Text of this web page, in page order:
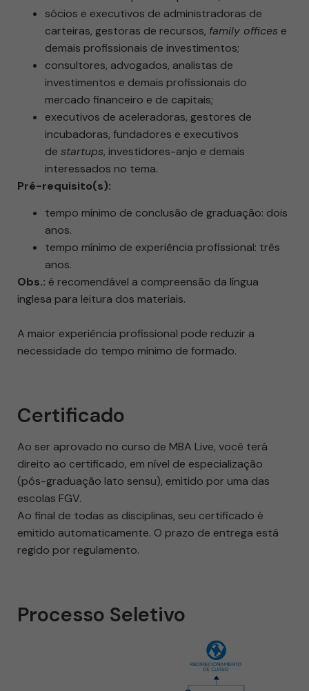
sócios e executivos de administradoras de
carteiras, gestoras de recursos, family offices e
demais profissionais de investimentos;
consultores, advogados, analistas de
investimentos e demais profissionais do
mercado financeiro e de capitais;
executivos de aceleradoras, gestores de
incubadoras, fundadores e executivos
de startups, investidores-anjo e demais
interessados no tema.
Pré-requisito(s):
tempo mínimo de conclusão de graduação: dois
anos.
tempo mínimo de experiência profissional: três
anos.
Obs.: é recomendável a compreensão da língua
inglesa para leitura dos materiais.
A maior experiência profissional pode reduzir a
necessidade do tempo mínimo de formado.
Certificado
Ao ser aprovado no curso de MBA Live, você terá
direito ao certificado, em nível de especialização
(pós-graduação lato sensu), emitido por uma das
escolas FGV.
Ao final de todas as disciplinas, seu certificado é
emitido automaticamente. O prazo de entrega está
regido por regulamento.
Processo Seletivo